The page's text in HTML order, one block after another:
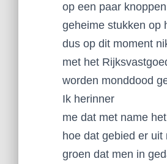
op een paar
geheime stukken op
dus op dit moment
met het
worden monddood
Ik herinner
me dat met name
hoe dat gebied er
groen dat men in